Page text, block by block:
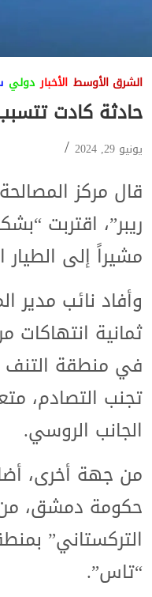
الشرق الأوسط الأخبار دولي
حادثة كادت
يونيو 29, 2024
مشيراً إلى
ثمانية انتهاكات
في منطقة التنف
تجنب التصادم،
الجانب الروسي.
من جهة أخرى،
حكومة دمشق، من
التركستاني”
“تاس”.